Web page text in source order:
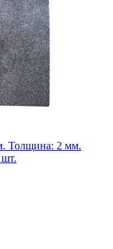
Толщина: 2 мм.